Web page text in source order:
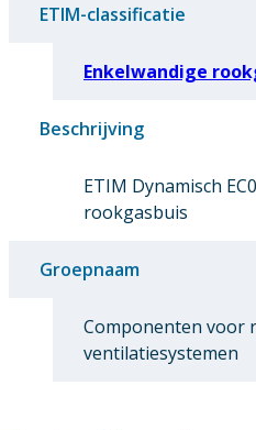
ETIM-classificatie
Enkelwandige
Beschrijving
ETIM Dynamisch
rookgasbuis
Groepnaam
Componenten voor
ventilatiesystemen